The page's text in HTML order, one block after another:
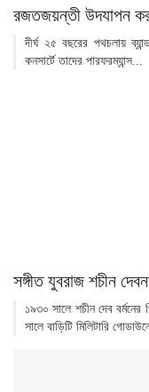
রজতজয়ন্তী উদযাপন
দীর্ঘ ২৫ বছরের পথচলায়
কনসার্টে তাদের পারফরম্যান্স...
সঙ্গীত যুবরাজ শচীন
১৯৩০ সালে শচীন দেব
সালে বাড়িটি মিলিটারি